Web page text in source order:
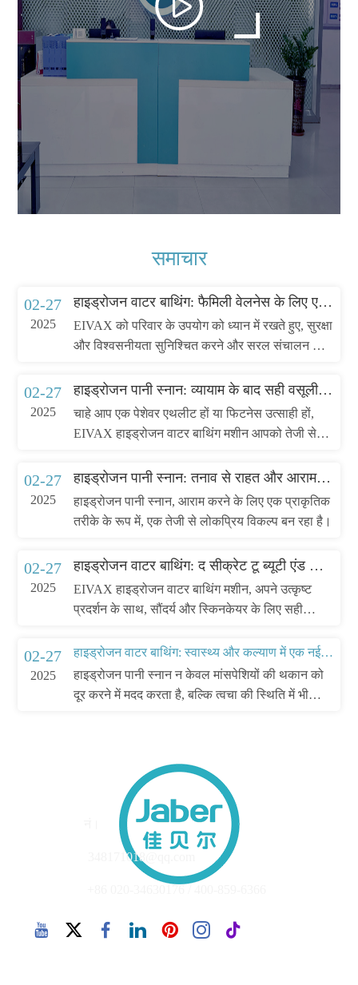
समाचार
02-27
2025
हाइड्रोजन वाटर बाथिंग: फैमिली वेलनेस के लिए एक नई पसंद
EIVAX को परिवार के उपयोग को ध्यान में रखते हुए, सुरक्षा
और विश्वसनीयता सुनिश्चित करने और सरल संचालन के
स्तर के कल्याण अनुभव का आनंद ले सकते हैं।
02-27
2025
हाइड्रोजन पानी स्नान: व्यायाम के बाद सही वसूली समाधान
चाहे आप एक पेशेवर एथलीट हों या फिटनेस उत्साही हों,
EIVAX हाइड्रोजन वाटर बाथिंग मशीन आपको तेजी से
मदद कर सकती है। Eivax चुनें, पुनरावृत्ति करने के लिए
एक स्वस्थ और कुशल तरीका चुनें
02-27
2025
हाइड्रोजन पानी स्नान: तनाव से राहत और आराम करो
हाइड्रोजन पानी स्नान, आराम करने के लिए एक प्राकृतिक
तरीके के रूप में, एक तेजी से लोकप्रिय विकल्प बन रहा है।
02-27
2025
हाइड्रोजन वाटर बाथिंग: द सीक्रेट टू ब्यूटी एंड स्किनकेयर
EIVAX हाइड्रोजन वाटर बाथिंग मशीन, अपने उत्कृष्ट
प्रदर्शन के साथ, सौंदर्य और स्किनकेयर के लिए सही
02-27
2025
हाइड्रोजन वाटर बाथिंग: स्वास्थ्य और कल्याण में एक नई प्रवृत्ति
हाइड्रोजन पानी स्नान न केवल मांसपेशियों की थकान को
दूर करने में मदद करता है, बल्कि त्वचा की स्थिति में भी
348171018@qq.com